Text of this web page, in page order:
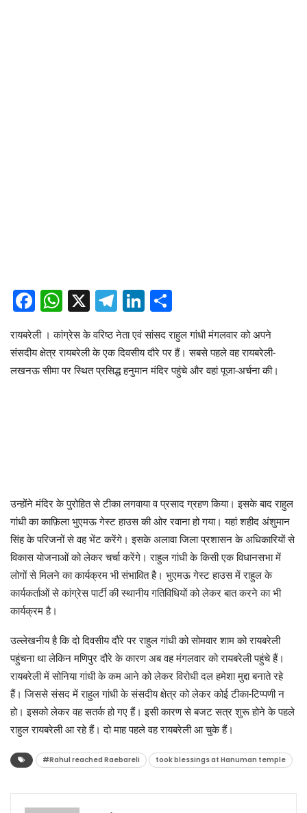
Facebook
WhatsApp
X Telegram
LinkedIn
रायबरेली । कांग्रेस के वरिष्ठ नेता एवं सांसद राहुल गांधी मंगलवार को अपने
संसदीय क्षेत्र रायबरेली के एक दिवसीय दौरे पर हैं। सबसे पहले वह रायबरेली-
लखनऊ सीमा पर स्थित प्रसिद्ध हनुमान मंदिर पहुंचे और वहां पूजा-अर्चना की।
उन्होंने मंदिर के पुरोहित से टीका लगवाया व प्रसाद ग्रहण किया। इसके बाद राहुल
गांधी का काफ़िला भुएमऊ गेस्ट हाउस की ओर रवाना हो गया। यहां शहीद अंशुमान
सिंह के परिजनों से वह भेंट करेंगे। इसके अलावा जिला प्रशासन के अधिकारियों से
विकास योजनाओं को लेकर चर्चा करेंगे। राहुल गांधी के किसी एक विधानसभा में
लोगों से मिलने का कार्यक्रम भी संभावित है। भुएमऊ गेस्ट हाउस में राहुल के
कार्यकर्ताओं से कांग्रेस पार्टी की स्थानीय गतिविधियों को लेकर बात करने का भी
कार्यक्रम है।
उल्लेखनीय है कि दो दिवसीय दौरे पर राहुल गांधी को सोमवार शाम को रायबरेली
पहुंचना था लेकिन मणिपुर दौरे के कारण अब वह मंगलवार को रायबरेली पहुंचे हैं।
रायबरेली में सोनिया गांधी के कम आने को लेकर विरोधी दल हमेशा मुद्दा बनाते रहे
हैं। जिससे संसद में राहुल गांधी के संसदीय क्षेत्र को लेकर कोई टीका-टिप्पणी न
हो। इसको लेकर वह सतर्क हो गए हैं। इसी कारण से बजट सत्र शुरू होने के पहले
राहुल रायबरेली आ रहे हैं। दो माह पहले वह रायबरेली आ चुके हैं।
#Rahul reached Raebareli took blessings at Hanuman temple